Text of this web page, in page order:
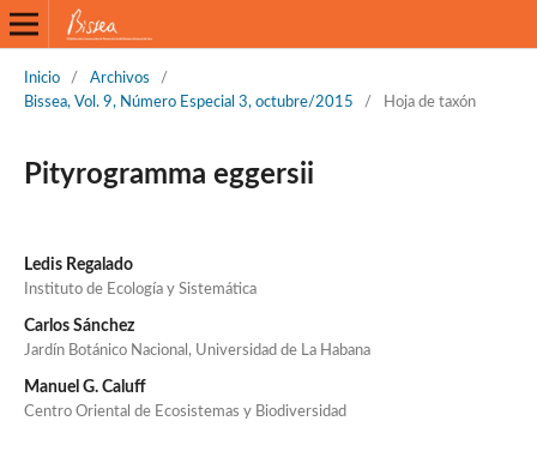
Inicio / Archivos
/
Bissea, Vol. 9, Número Especial 3, octubre/2015
/ Hoja de taxón
Pityrogramma eggersii
Ledis Regalado
Instituto de Ecología y Sistemática
Carlos Sánchez
Jardín Botánico Nacional, Universidad de La Habana
Manuel G. Caluff
Centro Oriental de Ecosistemas y Biodiversidad